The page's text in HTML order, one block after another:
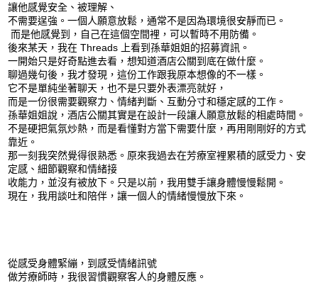
讓他感覺安全、被理解、
不需要逞強。一個人願意放鬆，通常不是因為環境很安靜而已。
而是他感覺到，自己在這個空間裡，可以暫時不用防備。
後來某天，我在 Threads 上看到孫華姐姐的招募資訊。
一開始只是好奇點進去看，想知道酒店公關到底在做什麼。
聊過幾句後，我才發現，這份工作跟我原本想像的不一樣。
它不是單純坐著聊天，也不是只要外表漂亮就好，
而是一份很需要觀察力、情緒判斷、互動分寸和穩定感的工作。
孫華姐姐說，酒店公關其實是在設計一段讓人願意放鬆的相處時間。
不是硬把氣氛炒熱，而是看懂對方當下需要什麼，再用剛剛好的方式
靠近。
那一刻我突然覺得很熟悉。原來我過去在芳療室裡累積的感受力、安
定感、細節觀察和情緒接
收能力，並沒有被放下。只是以前，我用雙手讓身體慢慢鬆開。
現在，我用談吐和陪伴，讓一個人的情緒慢慢放下來。
從感受身體緊繃，到感受情緒訊號
做芳療師時，我很習慣觀察客人的身體反應。